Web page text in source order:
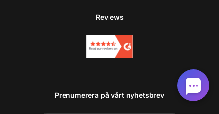
Reviews
Prenumerera på vårt nyhetsbrev